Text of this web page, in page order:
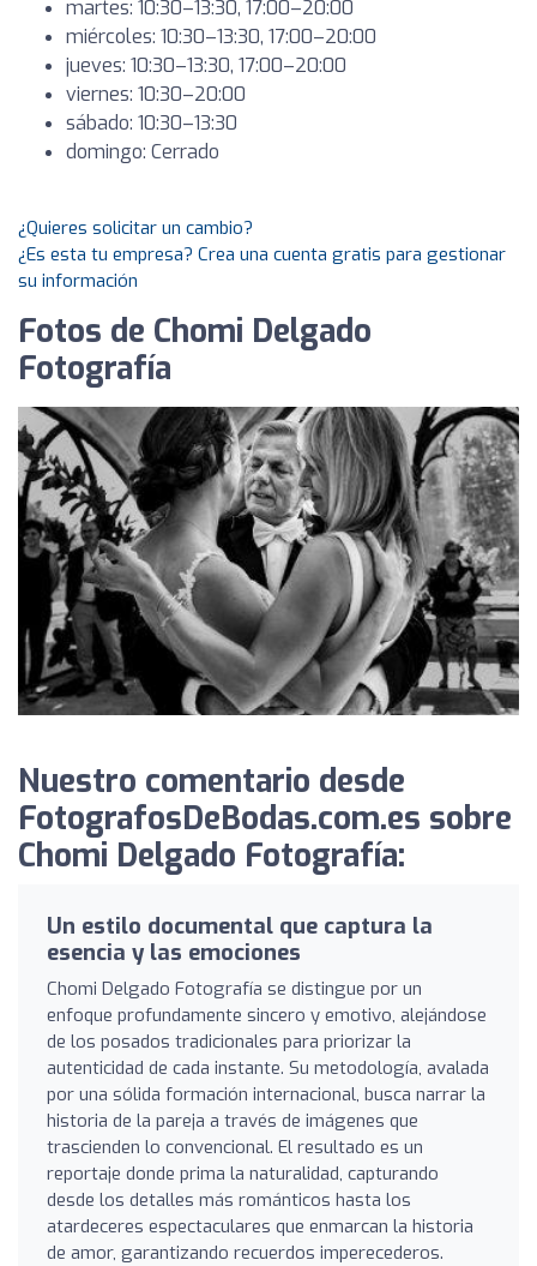
martes: 10:30–13:30, 17:00–20:00
miércoles: 10:30–13:30, 17:00–20:00
jueves: 10:30–13:30, 17:00–20:00
viernes: 10:30–20:00
sábado: 10:30–13:30
domingo: Cerrado
¿Quieres solicitar un cambio?
¿Es esta tu empresa? Crea una cuenta gratis para gestionar
su información
Fotos de Chomi Delgado
Fotografía
Nuestro comentario desde
FotografosDeBodas.com.es sobre
Chomi Delgado Fotografía:
Un estilo documental que captura la
esencia y las emociones
Chomi Delgado Fotografía se distingue por un
enfoque profundamente sincero y emotivo, alejándose
de los posados tradicionales para priorizar la
autenticidad de cada instante. Su metodología, avalada
por una sólida formación internacional, busca narrar la
historia de la pareja a través de imágenes que
trascienden lo convencional. El resultado es un
reportaje donde prima la naturalidad, capturando
desde los detalles más románticos hasta los
atardeceres espectaculares que enmarcan la historia
de amor, garantizando recuerdos imperecederos.